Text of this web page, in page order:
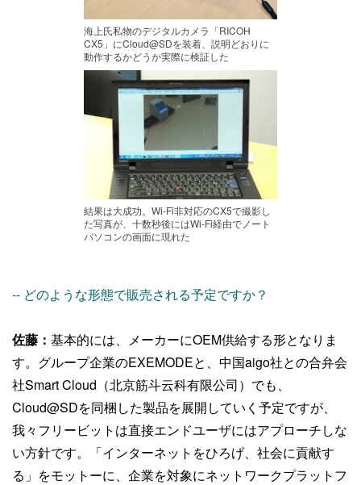
海上氏私物のデジタルカメラ「RICOH
CX5」にCloud@SDを装着、説明どおりに
動作するかどうか実際に検証した
結果は大成功。Wi-Fi非対応のCX5で撮影し
た写真が、十数秒後にはWi-Fi経由でノート
パソコンの画面に現れた
-- どのような形態で販売される予定ですか？
佐藤： 基本的には、メーカーにOEM供給する形となりま
す。グループ企業のEXEMODEと、中国aigo社との合弁会
社Smart Cloud（北京筋斗云科有限公司）でも、
Cloud@SDを同梱した製品を展開していく予定ですが、
我々フリービットは直接エンドユーザにはアプローチしな
い方針です。「インターネットをひろげ、社会に貢献す
る」をモットーに、企業を対象にネットワークプラットフ